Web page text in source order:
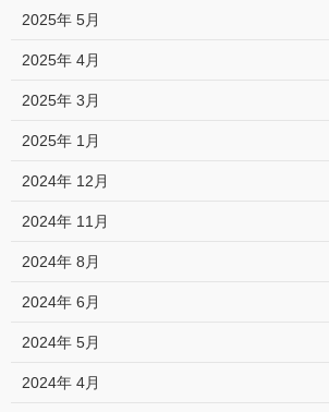
2025年 5月
2025年 4月
2025年 3月
2025年 1月
2024年 12月
2024年 11月
2024年 8月
2024年 6月
2024年 5月
2024年 4月